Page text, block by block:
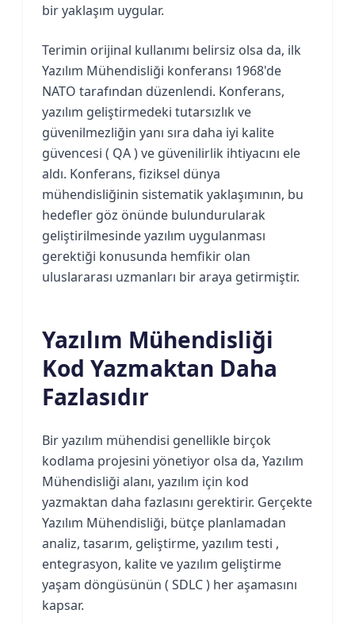
bir yaklaşım uygular.
Terimin orijinal kullanımı belirsiz olsa da, ilk
Yazılım Mühendisliği konferansı 1968'de
NATO tarafından düzenlendi. Konferans,
yazılım geliştirmedeki tutarsızlık ve
güvenilmezliğin yanı sıra daha iyi kalite
güvencesi ( QA ) ve güvenilirlik ihtiyacını ele
aldı. Konferans, fiziksel dünya
mühendisliğinin sistematik yaklaşımının, bu
hedefler göz önünde bulundurularak
geliştirilmesinde yazılım uygulanması
gerektiği konusunda hemfikir olan
uluslararası uzmanları bir araya getirmiştir.
Yazılım Mühendisliği
Kod Yazmaktan Daha
Fazlasıdır
Bir yazılım mühendisi genellikle birçok
kodlama projesini yönetiyor olsa da, Yazılım
Mühendisliği alanı, yazılım için kod
yazmaktan daha fazlasını gerektirir. Gerçekte
Yazılım Mühendisliği, bütçe planlamadan
analiz, tasarım, geliştirme, yazılım testi ,
entegrasyon, kalite ve yazılım geliştirme
yaşam döngüsünün ( SDLC ) her aşamasını
kapsar.